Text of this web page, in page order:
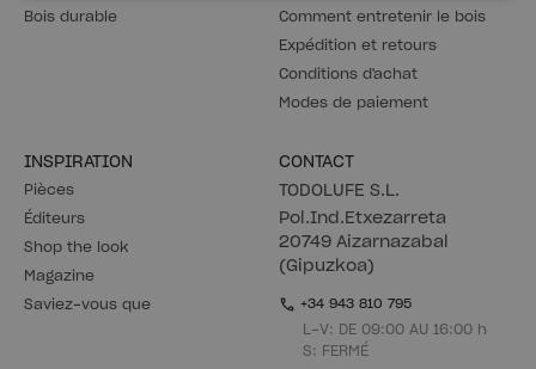
Bois durable
Comment entretenir le bois
Expédition et retours
Conditions d'achat
Modes de paiement
INSPIRATION
Pièces
Éditeurs
Shop the look
Magazine
Saviez-vous que
CONTACT
TODOLUFE S.L.
Pol.Ind.Etxezarreta
20749 Aizarnazabal
(Gipuzkoa)
+34 943 810 795
L-V: DE 09:00 AU 16:00 h
S: FERMÉ